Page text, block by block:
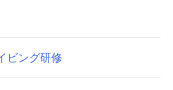
ビング研修